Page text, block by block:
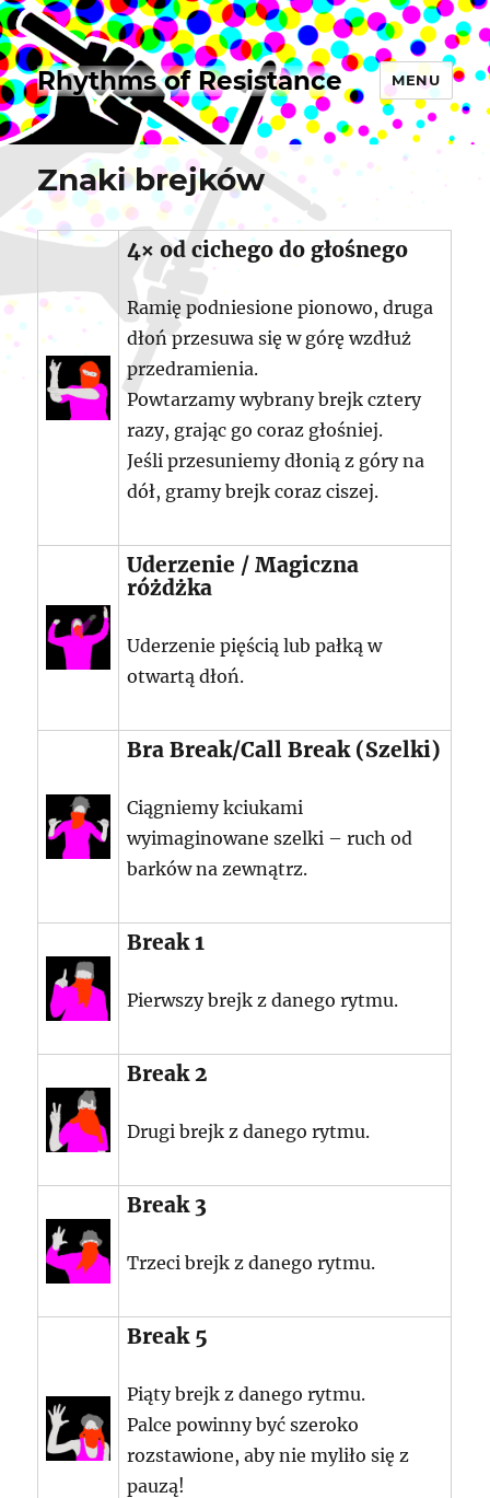
Rhythms of Resistance MENU
Znaki brejków
4× od cichego do głośnego
Ramię podniesione pionowo, druga
dłoń przesuwa się w górę wzdłuż
przedramienia.
Powtarzamy wybrany brejk cztery
razy, grając go coraz głośniej.
Jeśli przesuniemy dłonią z góry na
dół, gramy brejk coraz ciszej.
Uderzenie / Magiczna
różdżka
Uderzenie pięścią lub pałką w
otwartą dłoń.
Bra Break/Call Break (Szelki)
Ciągniemy kciukami
wyimaginowane szelki – ruch od
barków na zewnątrz.
Break 1
Pierwszy brejk z danego rytmu.
Break 2
Drugi brejk z danego rytmu.
Break 3
Trzeci brejk z danego rytmu.
Break 5
Piąty brejk z danego rytmu.
Palce powinny być szeroko
rozstawione, aby nie myliło się z
pauzą!